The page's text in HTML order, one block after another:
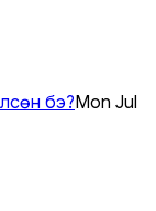
бэ?Mon Jul